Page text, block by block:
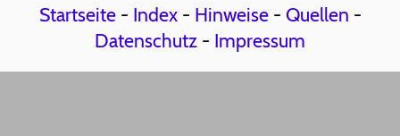
Startseite- Index- Hinweise- Quellen -
Datenschutz - Impressum